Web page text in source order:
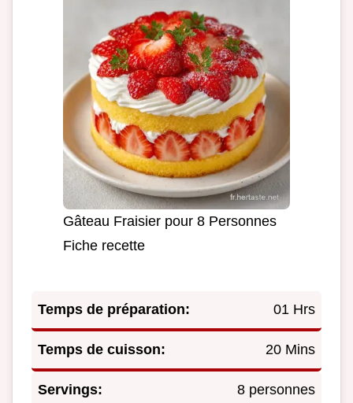
Gâteau Fraisier pour 8 Personnes
Fiche recette
Temps de préparation: 01 Hrs
Temps de cuisson: 20 Mins
Servings: 8 personnes